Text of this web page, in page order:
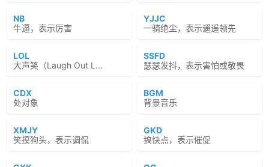
NB
牛逼，表示厉害
YJJC
一骑绝尘，表示遥遥领先
LOL
大声笑（Laugh Out L...
SSFD
瑟瑟发抖，表示害怕或敬畏
CDX
处对象
BGM
背景音乐
XMJY
笑摸狗头，表示调侃
GKD
搞快点，表示催促